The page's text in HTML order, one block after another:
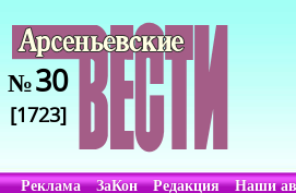
№30
[1723]
Реклама ЗаКон Редакция Наши